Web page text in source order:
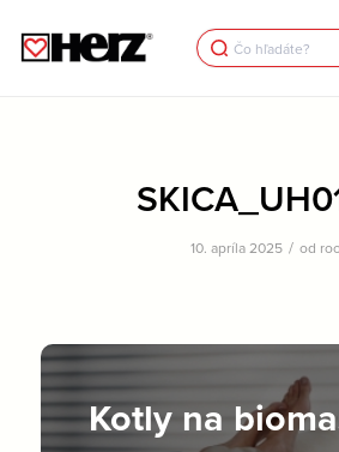
Search
for:
10. apríla 2025 / od
Kotly na